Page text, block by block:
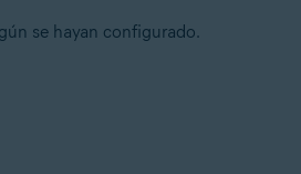
se hayan configurado.